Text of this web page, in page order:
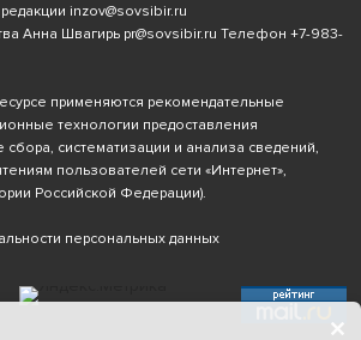
inzov@sovsibir.ru
Анна Швагирь pr@sovsibir.ru Телефон +7-983-
применяются рекомендательные
технологии предоставления
систематизации и анализа сведений,
пользователей сети «Интернет»,
Российской Федерации).
персональных данных